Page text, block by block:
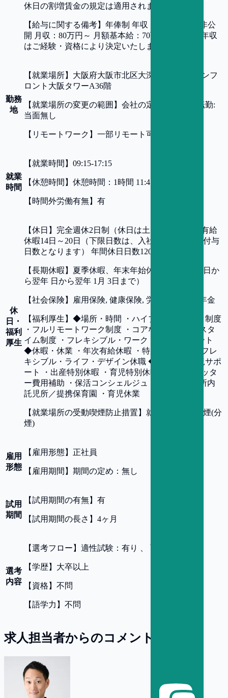
休日の割増賃金の規定は適用されません。
【給与に関する備考】 年俸制 年収：1,200万円 ~ 非公
開 月収：80万円～ 月額基本給：70万円～ ※上記年収
はご経験・資格により決定いたします。
勤務
地
【 就業場所】 大阪府大阪市北区大深町４−１ グランフ
ロント大阪タワーA36階
【 就業場所の変更の範囲 】 会社の定める事業所 転勤:
当面無し
【 リモートワーク 】 一部リモート可
就業
時間
【 就業時間 】 09:15-17:15
【休憩時間 】 休憩時間：1時間 11:45～12：45
【 時間外労働有無】 有
休
日・
福利
厚生
【休日 】 完全週休2日制（休日は土日祝日） 年間有給
休暇14日～20日（下限日数は、入社半年経過後の付与
日数となります） 年間休日日数120日
【長期休暇 】 夏季休暇、年末年始休日（ 12 月 29 日か
ら翌年 日から翌年 1月 3日まで）
【社会保険 】 雇用保険, 健康保険, 労災保険, 厚生年金
【福利厚生 】 ◆場所・時間 ・ハイブリッドワーク制度
・フルリモートワーク制度 ・コアなし フレックスタ
イム制度 ・フレキシブル・ワーク・アレンジメント
◆休暇・休業 ・年次有給休暇 ・特別有給休暇 ・フレ
キシブル・ライフ・デザイン休職 ◆充実した育児サポ
ート ・出産特別休暇 ・育児特別休暇 ・ベビーシッタ
ー費用補助 ・保活コンシェルジュ ・大手町事業所内
託児所／提携保育園 ・育児休業
【 就業場所の受動喫煙防止措置 】 就業場所原則禁煙(分
煙)
雇用
形態
【 雇用形態】 正社員
【 雇用期間 】 期間の定め：無し
試用
期間
【試用期間の有無】 有
【試用期間の長さ 】 4ヶ月
選考
内容
【選考フロー 】 適性試験：有り 、 面接回数：3回
【学歴】 大卒以上
【 資格 】 不問
【語学力 】 不問
求人担当者からのコメント